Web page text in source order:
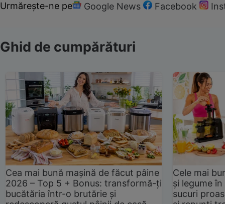
Urmărește-ne pe Google News Facebook
Ghid de cumpărături
Cea mai bună mașină de făcut pâine
2026 – Top 5 + Bonus: transformă-ți
bucătăria într-o brutărie și
Cele mai
și legume
sucuri